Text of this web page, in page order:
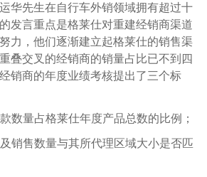
华先生在自行车外销领域拥有超过十
发言重点是格莱仕对重建经销商渠道
力，他们逐渐建立起格莱仕的销售渠
叠交叉的经销商的销量占比已不到四
销商的年度业绩考核提出了三个标
数量占格莱仕年度产品总数的比例；
销售数量与其所代理区域大小是否匹